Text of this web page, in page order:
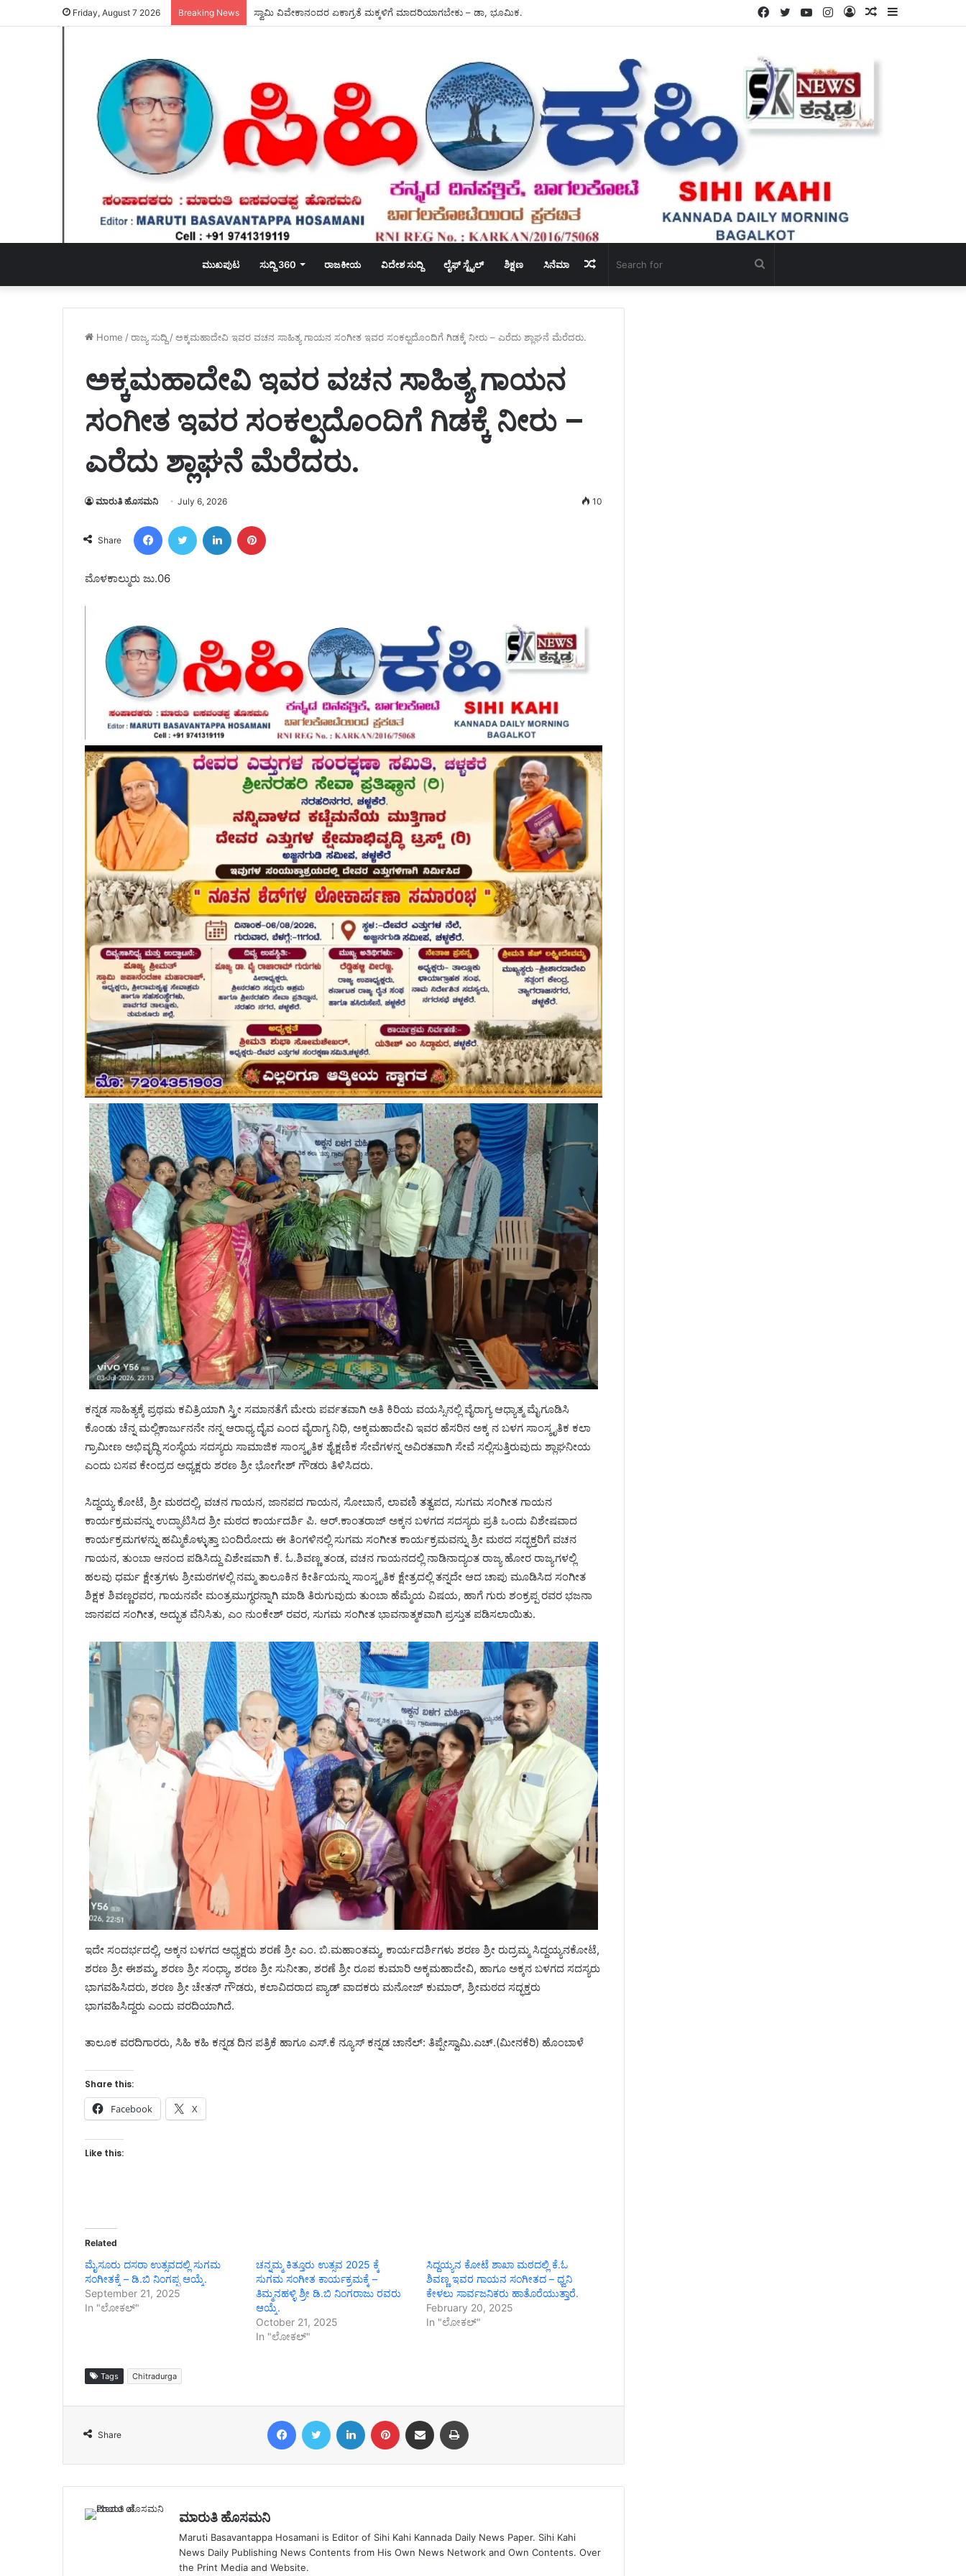
Friday, August 7 2026 Breaking News ವಾಲ್ಮೀಕಿ ನಿಗಮದ ಅಧ್ಯಕ್ಷ ಸ್ಥಾನಕ್ಕೆ – ಶಾಸಕ ಬಸನಗೌಡ ದದ್ದಲ ರಾಜೀನಾಮೆ. Sidebar
Random
Log
Instagram
YouTube
Twitter
Facebook
ಮುಖಪುಟ ಸುದ್ದಿ 360 ರಾಜಕೀಯ ವಿದೇಶ ಸುದ್ದಿ ಲೈಫ್ ಸ್ಟೈಲ್ ಶಿಕ್ಷಣ ಸಿನೆಮಾ Search
Random
Article
Home /ರಾಜ್ಯ ಸುದ್ದಿ /ಅಕ್ಕಮಹಾದೇವಿ ಇವರ ವಚನ ಸಾಹಿತ್ಯ ಗಾಯನ ಸಂಗೀತ ಇವರ ಸಂಕಲ್ಪದೊಂದಿಗೆ ಗಿಡಕ್ಕೆ ನೀರು – ಎರೆದು ಶ್ಲಾಘನೆ ಮೆರೆದರು.
ಅಕ್ಕಮಹಾದೇವಿ ಇವರ ವಚನ ಸಾಹಿತ್ಯ ಗಾಯನ
ಸಂಗೀತ ಇವರ ಸಂಕಲ್ಪದೊಂದಿಗೆ ಗಿಡಕ್ಕೆ ನೀರು –
ಎರೆದು ಶ್ಲಾಘನೆ ಮೆರೆದರು.
ಮಾರುತಿ ಹೊಸಮನಿ July 6, 2026 10
Share
FacebookTwitter LinkedIn
ಮೊಳಕಾಲ್ಮುರು ಜು.06
ಕನ್ನಡ ಸಾಹಿತ್ಯಕ್ಕೆ ಪ್ರಥಮ ಕವಿತ್ರಿಯಾಗಿ ಸ್ತ್ರೀ ಸಮಾನತೆಗೆ ಮೇರು ಪರ್ವತವಾಗಿ ಅತಿ ಕಿರಿಯ ವಯಸ್ಸಿನಲ್ಲಿ ವೈರಾಗ್ಯ ಆಧ್ಯಾತ್ಮ ಮೈಗೂಡಿಸಿ
ಕೊಂಡು ಚೆನ್ನ ಮಲ್ಲಿಕಾರ್ಜುನನೇ ನನ್ನ ಆರಾಧ್ಯ ದೈವ ಎಂದ ವೈರಾಗ್ಯ ನಿಧಿ, ಅಕ್ಕಮಹಾದೇವಿ ಇವರ ಹೆಸರಿನ ಅಕ್ಕ ನ ಬಳಗ ಸಾಂಸ್ಕೃತಿಕ ಕಲಾ
ಗ್ರಾಮೀಣ ಅಭಿವೃದ್ಧಿ ಸಂಸ್ಥೆಯ ಸದಸ್ಯರು ಸಾಮಾಜಿಕ ಸಾಂಸ್ಕೃತಿಕ ಶೈಕ್ಷಣಿಕ ಸೇವೆಗಳನ್ನ ಅವಿರತವಾಗಿ ಸೇವೆ ಸಲ್ಲಿಸುತ್ತಿರುವುದು ಶ್ಲಾಘನೀಯ
ಎಂದು ಬಸವ ಕೇಂದ್ರದ ಅಧ್ಯಕ್ಷರು ಶರಣ ಶ್ರೀ ಭೋಗೇಶ್ ಗೌಡರು ತಿಳಿಸಿದರು.
ಸಿದ್ದಯ್ಯ ಕೋಟೆ, ಶ್ರೀ ಮಠದಲ್ಲಿ, ವಚನ ಗಾಯನ, ಜಾನಪದ ಗಾಯನ, ಸೋಬಾನೆ, ಲಾವಣಿ ತತ್ವಪದ, ಸುಗಮ ಸಂಗೀತ ಗಾಯನ
ಕಾರ್ಯಕ್ರಮವನ್ನು ಉದ್ಘಾಟಿಸಿದ ಶ್ರೀ ಮಠದ ಕಾರ್ಯದರ್ಶಿ ಪಿ. ಆರ್.ಕಾಂತರಾಜ್ ಅಕ್ಕನ ಬಳಗದ ಸದಸ್ಯರು ಪ್ರತಿ ಒಂದು ವಿಶೇಷವಾದ
ಕಾರ್ಯಕ್ರಮಗಳನ್ನು ಹಮ್ಮಿಕೊಳ್ಳುತ್ತಾ ಬಂದಿರೋದು ಈ ತಿಂಗಳಿನಲ್ಲಿ ಸುಗಮ ಸಂಗೀತ ಕಾರ್ಯಕ್ರಮವನ್ನು ಶ್ರೀ ಮಠದ ಸದ್ಭಕ್ತರಿಗೆ ವಚನ
ಗಾಯನ, ತುಂಬಾ ಆನಂದ ಪಡಿಸಿದ್ದು ವಿಶೇಷವಾಗಿ ಕೆ. ಓ.ಶಿವಣ್ಣ ತಂಡ, ವಚನ ಗಾಯನದಲ್ಲಿ ನಾಡಿನಾದ್ಯಂತ ರಾಜ್ಯ ಹೋರ ರಾಜ್ಯಗಳಲ್ಲಿ
ಹಲವು ಧರ್ಮ ಕ್ಷೇತ್ರಗಳು ಶ್ರೀಮಠಗಳಲ್ಲಿ ನಮ್ಮ ತಾಲೂಕಿನ ಕೀರ್ತಿಯನ್ನು ಸಾಂಸ್ಕೃತಿಕ ಕ್ಷೇತ್ರದಲ್ಲಿ ತನ್ನದೇ ಆದ ಚಾಪು ಮೂಡಿಸಿದ ಸಂಗೀತ
ಶಿಕ್ಷಕ ಶಿವಣ್ಣರವರ, ಗಾಯನವೇ ಮಂತ್ರಮುಗ್ಧರನ್ನಾಗಿ ಮಾಡಿ ತಿರುಗುವುದು ತುಂಬಾ ಹೆಮ್ಮೆಯ ವಿಷಯ, ಹಾಗೆ ಗುರು ಶಂಕ್ರಪ್ಪ ರವರ ಭಜನಾ
ಜಾನಪದ ಸಂಗೀತ, ಅದ್ಭುತ ವೆನಿಸಿತು, ಎಂ ನುಂಕೇಶ್ ರವರ, ಸುಗಮ ಸಂಗೀತ ಭಾವನಾತ್ಮಕವಾಗಿ ಪ್ರಸ್ತುತ ಪಡಿಸಲಾಯಿತು.
ಇದೇ ಸಂದರ್ಭದಲ್ಲಿ, ಅಕ್ಕನ ಬಳಗದ ಅಧ್ಯಕ್ಷರು ಶರಣೆ ಶ್ರೀ ಎಂ. ಬಿ.ಮಹಾಂತಮ್ಮ, ಕಾರ್ಯದರ್ಶಿಗಳು ಶರಣ ಶ್ರೀ ರುದ್ರಮ್ಮ ಸಿದ್ದಯ್ಯನಕೋಟೆ,
ಶರಣ ಶ್ರೀ ಈಶಮ್ಮ, ಶರಣ ಶ್ರೀ ಸಂಧ್ಯಾ, ಶರಣ ಶ್ರೀ ಸುನೀತಾ, ಶರಣೆ ಶ್ರೀ ರೂಪ ಕುಮಾರಿ ಅಕ್ಕಮಹಾದೇವಿ, ಹಾಗೂ ಅಕ್ಕನ ಬಳಗದ ಸದಸ್ಯರು
ಭಾಗವಹಿಸಿದರು, ಶರಣ ಶ್ರೀ ಚೇತನ್ ಗೌಡರು, ಕಲಾವಿದರಾದ ಪ್ಯಾಡ್ ವಾದಕರು ಮನೋಜ್ ಕುಮಾರ್, ಶ್ರೀಮಠದ ಸದ್ಭಕ್ತರು
ಭಾಗವಹಿಸಿದ್ದರು ಎಂದು ವರದಿಯಾಗಿದೆ.
ತಾಲೂಕ ವರದಿಗಾರರು, ಸಿಹಿ ಕಹಿ ಕನ್ನಡ ದಿನ ಪತ್ರಿಕೆ ಹಾಗೂ ಎಸ್.ಕೆ ನ್ಯೂಸ್ ಕನ್ನಡ ಚಾನೆಲ್: ತಿಪ್ಪೇಸ್ವಾಮಿ.ಎಚ್.(ಮೀನಕೆರಿ) ಹೊಂಬಾಳೆ
Share this:
Facebook X
Like this:
Related
ಮೈಸೂರು ದಸರಾ ಉತ್ಸವದಲ್ಲಿ ಸುಗಮ
ಸಂಗೀತಕ್ಕೆ – ಡಿ.ಬಿ ನಿಂಗಪ್ಪ ಆಯ್ಕೆ.
September 21, 2025
In "ಲೋಕಲ್"
ಚನ್ನಮ್ಮ ಕಿತ್ತೂರು ಉತ್ಸವ 2025 ಕ್ಕೆ
ಸುಗಮ ಸಂಗೀತ ಕಾರ್ಯಕ್ರಮಕ್ಕೆ –
ತಿಮ್ಮನಹಳ್ಳಿ ಶ್ರೀ ಡಿ.ಬಿ ನಿಂಗರಾಜು ರವರು
ಆಯ್ಕೆ.
October 21, 2025
In "ಲೋಕಲ್"
ಸಿದ್ದಯ್ಯನ ಕೋಟೆ ಶಾಖಾ ಮಠದಲ್ಲಿ ಕೆ.ಓ
ಶಿವಣ್ಣ ಇವರ ಗಾಯನ ಸಂಗೀತದ – ಧ್ವನಿ
ಕೇಳಲು ಸಾರ್ವಜನಿಕರು ಹಾತೊರೆಯುತ್ತಾರೆ.
February 20, 2025
In "ಲೋಕಲ್"
Tags Chitradurga
Share
FacebookTwitter LinkedIn Pinterest Share via Email
ಮಾರುತಿ ಹೊಸಮನಿ
Maruti Basavantappa Hosamani is Editor of Sihi Kahi Kannada Daily News Paper. Sihi Kahi
News Daily Publishing News Contents from His Own News Network and Own Contents. Over
the Print Media and Website.